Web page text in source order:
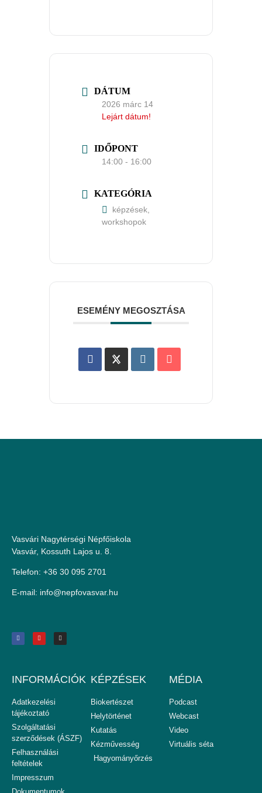
DÁTUM
2026 márc 14
Lejárt dátum!
IDŐPONT
14:00 - 16:00
KATEGÓRIA
képzések,
workshopok
ESEMÉNY MEGOSZTÁSA
Vasvári Nagytérségi Népfőiskola
Vasvár, Kossuth Lajos u. 8.
Telefon: +36 30 095 2701
E-mail: uh.ravsavofpen@ofni
INFORMÁCIÓK
Adatkezelési
tájékoztató
Szolgáltatási
szerződések (ÁSZF)
Felhasználási
feltételek
Impresszum
KÉPZÉSEK
Biokertészet
Helytörténet
Kutatás
Kézművesség
Hagyományőrzés
MÉDIA
Podcast
Webcast
Video
Virtuális séta